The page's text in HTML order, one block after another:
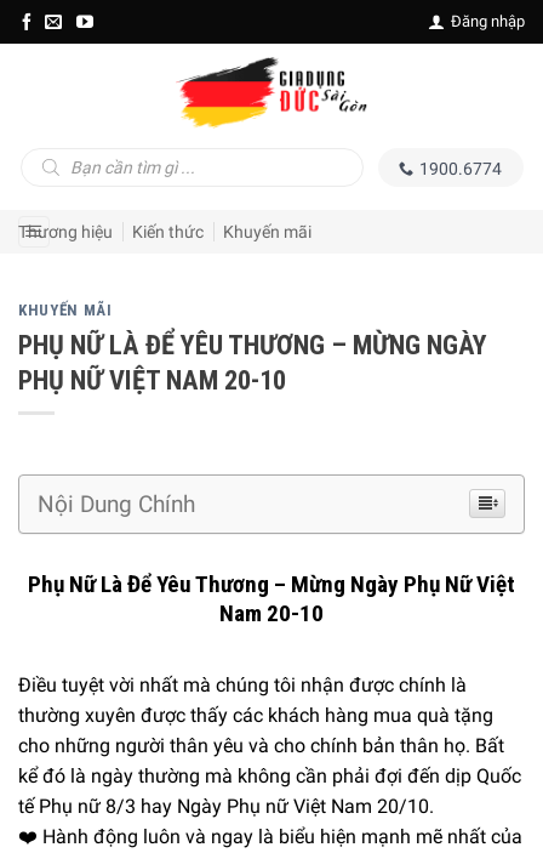
Skip
to
Đăng nhập
kiếm
1900.6774
Thương hiệu Kiến thức Khuyến mãi
KHUYẾN MÃI
PHỤ NỮ LÀ ĐỂ YÊU THƯƠNG – MỪNG NGÀY
PHỤ NỮ VIỆT NAM 20-10
Nội Dung Chính
Phụ Nữ Là Để Yêu Thương – Mừng Ngày Phụ Nữ Việt
Nam 20-10
Điều tuyệt vời nhất mà chúng tôi nhận được chính là
thường xuyên được thấy các khách hàng mua quà tặng
cho những người thân yêu và cho chính bản thân họ. Bất
kể đó là ngày thường mà không cần phải đợi đến dịp Quốc
tế Phụ nữ 8/3 hay Ngày Phụ nữ Việt Nam 20/10.
❤️ Hành động luôn và ngay là biểu hiện mạnh mẽ nhất của